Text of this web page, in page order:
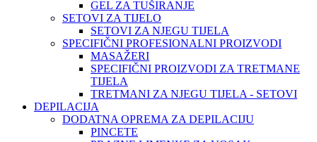
GEL ZA TUŠIRANJE
SETOVI ZA TIJELO
SETOVI ZA NJEGU TIJELA
SPECIFIČNI PROFESIONALNI PROIZVODI
MASAŽERI
SPECIFIČNI PROIZVODI ZA TRETMANE
TIJELA
TRETMANI ZA NJEGU TIJELA - SETOVI
DEPILACIJA
DODATNA OPREMA ZA DEPILACIJU
PINCETE